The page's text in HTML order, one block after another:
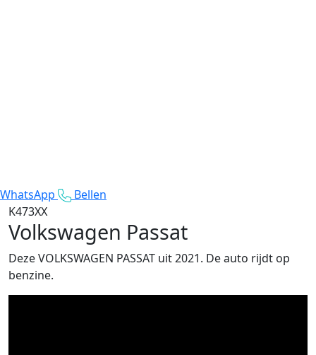
WhatsApp
Bellen
K473XX
Volkswagen Passat
Deze VOLKSWAGEN PASSAT uit 2021. De auto rijdt op
benzine.